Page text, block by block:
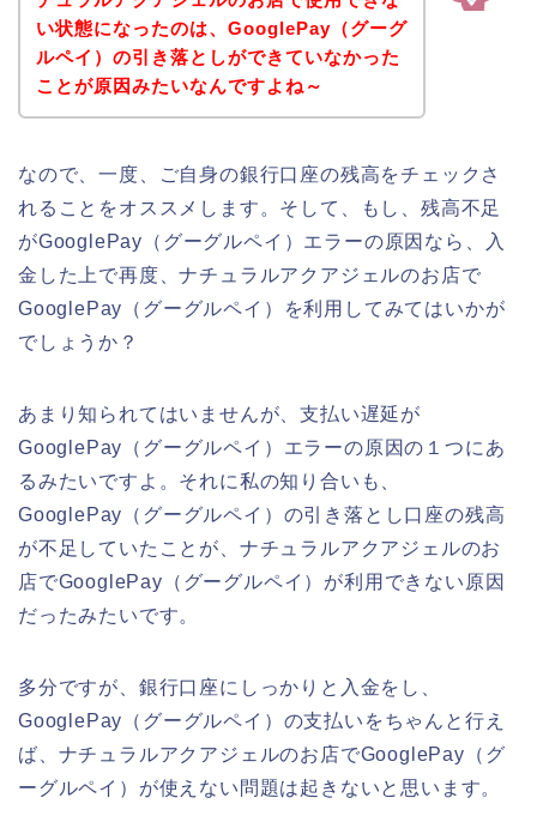
い状態になったのは、GooglePay（グーグ
ルペイ）の引き落としができていなかった
ことが原因みたいなんですよね～
なので、一度、ご自身の銀行口座の残高をチェックさ
れることをオススメします。そして、もし、残高不足
がGooglePay（グーグルペイ）エラーの原因なら、入
金した上で再度、ナチュラルアクアジェルのお店で
GooglePay（グーグルペイ）を利用してみてはいかが
でしょうか？
あまり知られてはいませんが、支払い遅延が
GooglePay（グーグルペイ）エラーの原因の１つにあ
るみたいですよ。それに私の知り合いも、
GooglePay（グーグルペイ）の引き落とし口座の残高
が不足していたことが、ナチュラルアクアジェルのお
店でGooglePay（グーグルペイ）が利用できない原因
だったみたいです。
多分ですが、銀行口座にしっかりと入金をし、
GooglePay（グーグルペイ）の支払いをちゃんと行え
ば、ナチュラルアクアジェルのお店でGooglePay（グ
ーグルペイ）が使えない問題は起きないと思います。